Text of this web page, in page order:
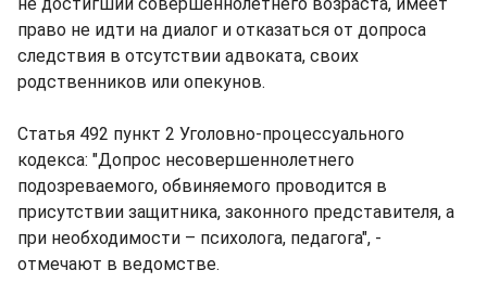
право не идти на диалог и отказаться от допроса
следствия в отсутствии адвоката, своих
родственников или опекунов.
Статья 492 пункт 2 Уголовно-процессуального
кодекса: "Допрос несовершеннолетнего
подозреваемого, обвиняемого проводится в
присутствии защитника, законного представителя, а
при необходимости – психолога, педагога", -
отмечают в ведомстве.